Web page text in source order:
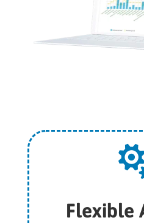
Flexible